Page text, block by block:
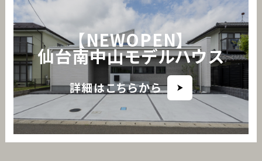
【NEWOPEN】
仙台南中山モデルハウス
詳細はこちらから